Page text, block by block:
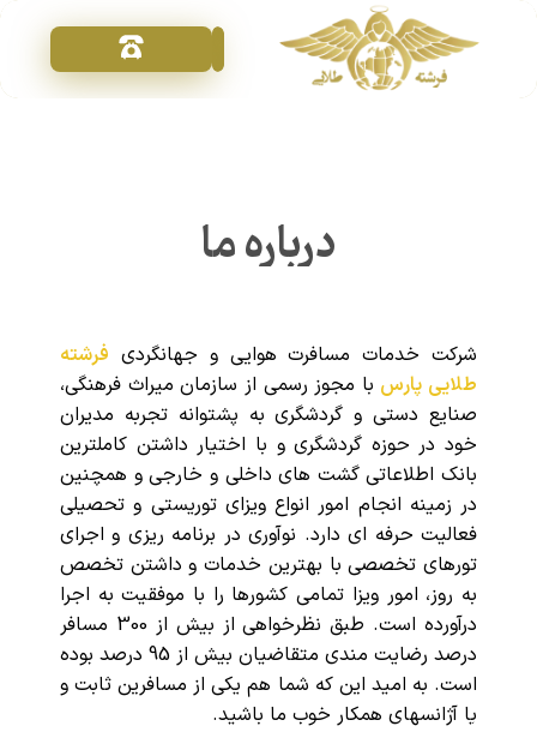
درباره ما
شرکت خدمات مسافرت هوایی و جهانگردی فرشته
طلایی پارس با مجوز رسمی از سازمان میراث فرهنگی،
صنایع دستی و گردشگری به پشتوانه تجربه مدیران
خود در حوزه گردشگری و با اختیار داشتن کاملترین
بانک اطلاعاتی گشت های داخلی و خارجی و همچنین
در زمینه انجام امور انواع ویزای توریستی و تحصیلی
فعالیت حرفه ای دارد. نوآوری در برنامه ریزی و اجرای
تورهای تخصصی با بهترین خدمات و داشتن تخصص
به روز، امور ویزا تمامی کشورها را با موفقیت به اجرا
درآورده است. طبق نظرخواهی از بیش از 300 مسافر
درصد رضایت مندی متقاضیان بیش از 95 درصد بوده
است. به امید این که شما هم یکی از مسافرین ثابت و
یا آژانسهای همکار خوب ما باشید.